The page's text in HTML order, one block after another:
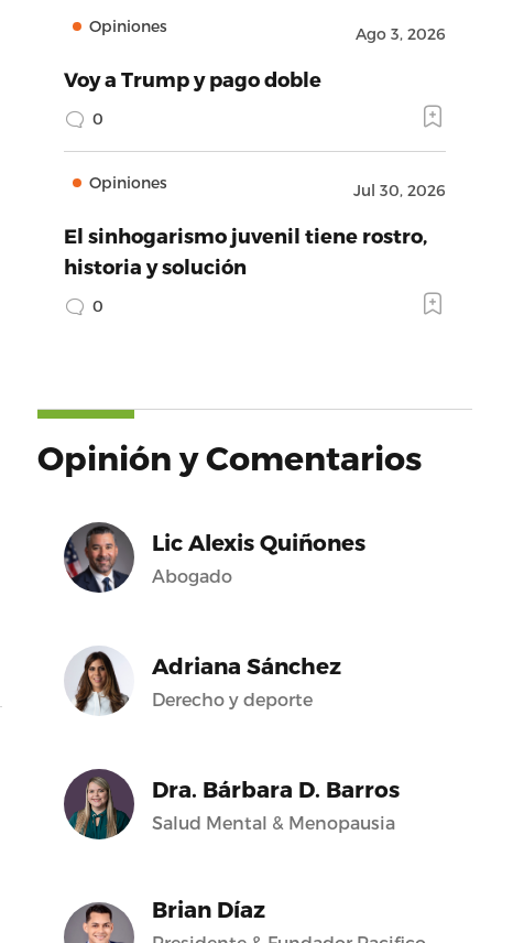
Opiniones Ago 3, 2026
Voy a Trump y pago doble
0
Opiniones Jul 30, 2026
El sinhogarismo juvenil tiene rostro,
historia y solución
0
Opinión y Comentarios
Lic Alexis Quiñones
Abogado
Adriana Sánchez
Derecho y deporte
Dra. Bárbara D. Barros
Salud Mental & Menopausia
Brian Díaz